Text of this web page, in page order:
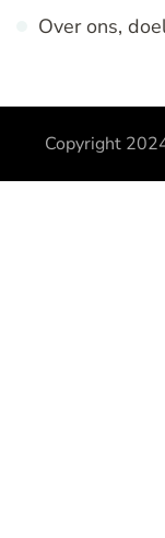
Over ons,
Copyright